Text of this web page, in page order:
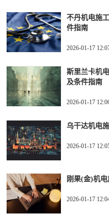
不丹机电施
件指南
2026-01-17
斯里兰卡机
及条件指南
2026-01-17
乌干达机电
2026-01-17
刚果(金)机
2026-01-17